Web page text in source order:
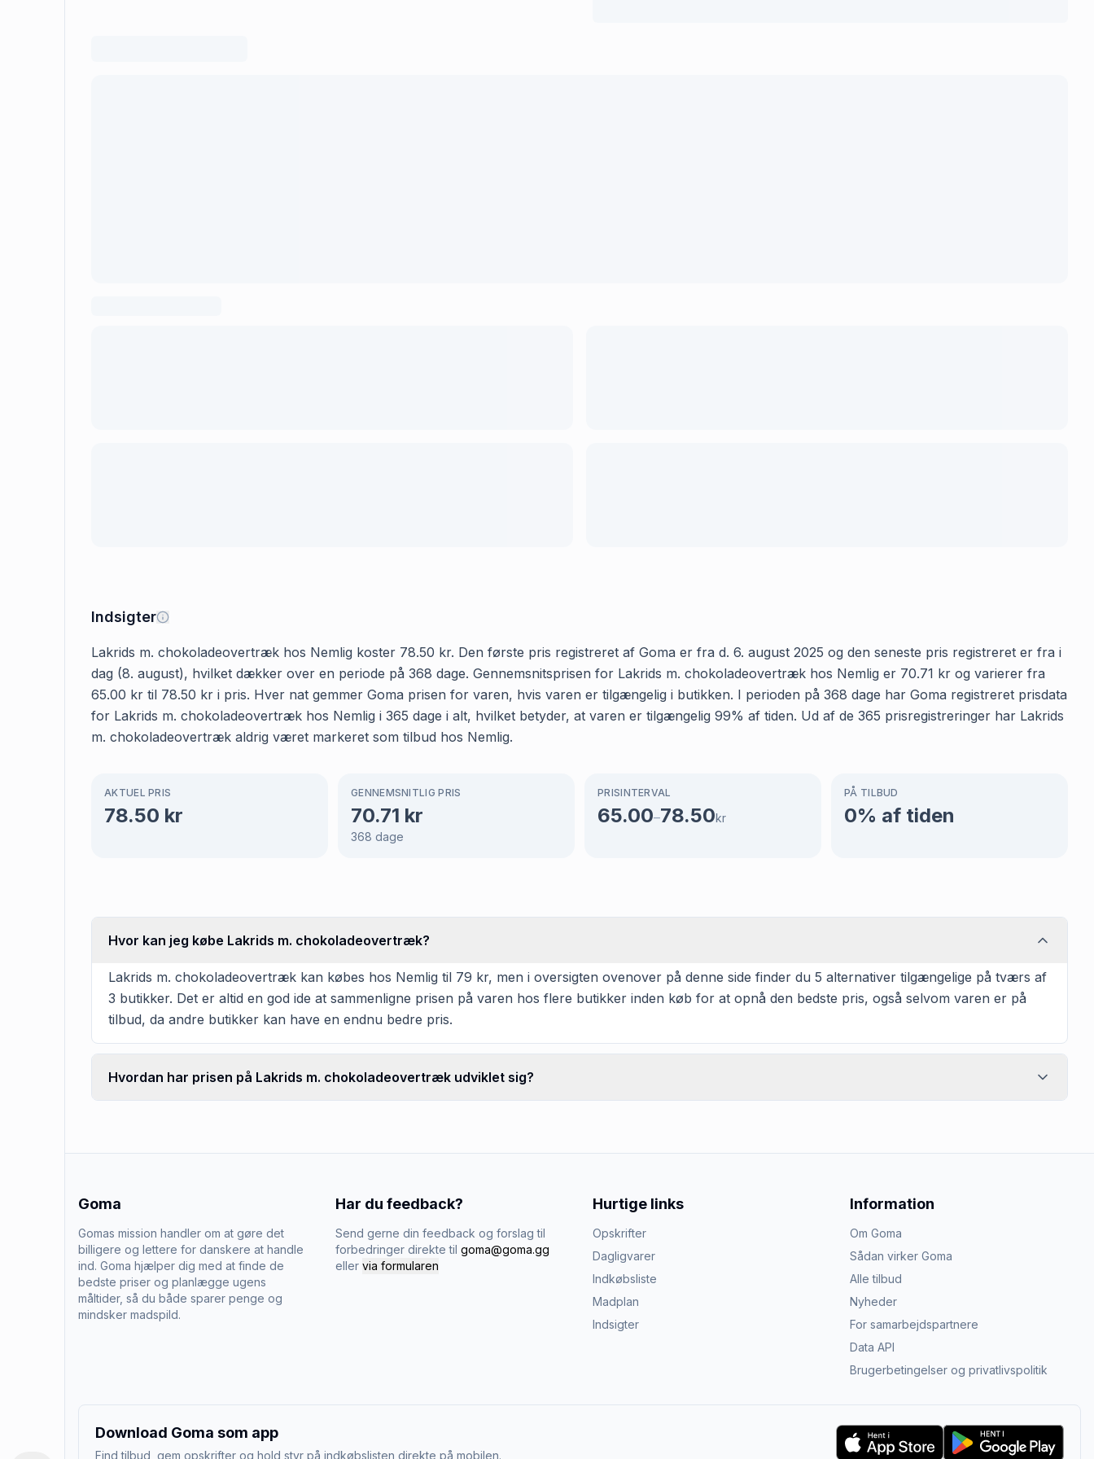
Indsigter
Lakrids m. chokoladeovertræk hos Nemlig koster 78.50 kr. Den første pris registreret af Goma er fra d. 6. august 2025 og den seneste pris registreret er fra i
dag (8. august), hvilket dækker over en periode på 368 dage. Gennemsnitsprisen for Lakrids m. chokoladeovertræk hos Nemlig er 70.71 kr og varierer fra
65.00 kr til 78.50 kr i pris. Hver nat gemmer Goma prisen for varen, hvis varen er tilgængelig i butikken. I perioden på 368 dage har Goma registreret prisdata
for Lakrids m. chokoladeovertræk hos Nemlig i 365 dage i alt, hvilket betyder, at varen er tilgængelig 99% af tiden. Ud af de 365 prisregistreringer har Lakrids
m. chokoladeovertræk aldrig været markeret som tilbud hos Nemlig.
AKTUEL PRIS
78.50 kr
GENNEMSNITLIG PRIS
70.71 kr
368 dage
PRISINTERVAL
65.00–78.50kr
PÅ TILBUD
0% af tiden
Hvor kan jeg købe Lakrids m. chokoladeovertræk?
Lakrids m. chokoladeovertræk kan købes hos Nemlig til 79 kr, men i oversigten ovenover på denne side finder du 5 alternativer tilgængelige på tværs af
3 butikker. Det er altid en god ide at sammenligne prisen på varen hos flere butikker inden køb for at opnå den bedste pris, også selvom varen er på
tilbud, da andre butikker kan have en endnu bedre pris.
Hvordan har prisen på Lakrids m. chokoladeovertræk udviklet sig?
Goma
Gomas mission handler om at gøre det
billigere og lettere for danskere at handle
ind. Goma hjælper dig med at finde de
bedste priser og planlægge ugens
måltider, så du både sparer penge og
mindsker madspild.
Har du feedback?
Send gerne din feedback og forslag til
forbedringer direkte til goma@goma.gg
eller via formularen
Hurtige links
Opskrifter
Dagligvarer
Indkøbsliste
Madplan
Indsigter
Information
Om Goma
Sådan virker Goma
Alle tilbud
Nyheder
For samarbejdspartnere
Data API
Brugerbetingelser og privatlivspolitik
Download Goma som app
Find tilbud, gem opskrifter og hold styr på indkøbslisten direkte på mobilen.